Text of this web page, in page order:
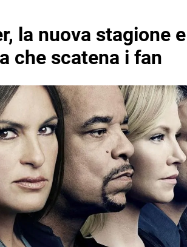
la nuova stagione
che scatena i fan